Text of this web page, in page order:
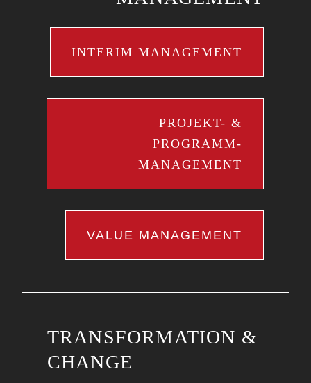
INTERIM MANAGEMENT
PROJEKT- &
PROGRAMM-
MANAGEMENT
VALUE MANAGEMENT
TRANSFORMATION &
CHANGE